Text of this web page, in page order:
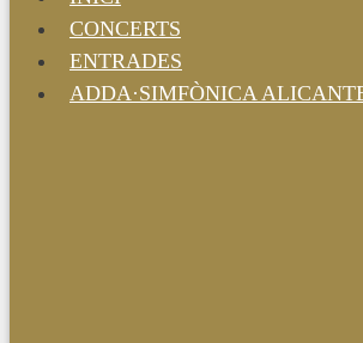
CONCERTS
ENTRADES
ADDA·SIMFÒNICA